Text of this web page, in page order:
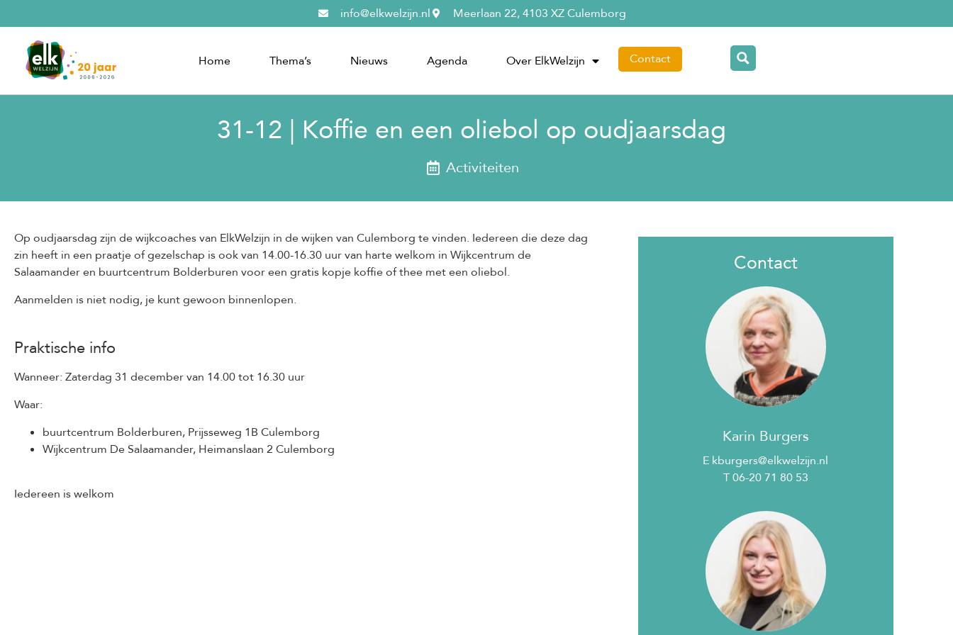
info@elkwelzijn.nl Meerlaan 22, 4103 XZ Culemborg
Home Thema’s Nieuws Agenda Over ElkWelzijn Contact
31-12 | Koffie en een oliebol op oudjaarsdag
Activiteiten
Op oudjaarsdag zijn de wijkcoaches van ElkWelzijn in de wijken van Culemborg te vinden. Iedereen die deze dag
zin heeft in een praatje of gezelschap is ook van 14.00-16.30 uur van harte welkom in Wijkcentrum de
Salaamander en buurtcentrum Bolderburen voor een gratis kopje koffie of thee met een oliebol.
Aanmelden is niet nodig, je kunt gewoon binnenlopen.
Praktische info
Wanneer: Zaterdag 31 december van 14.00 tot 16.30 uur
Waar:
buurtcentrum Bolderburen, Prijsseweg 1B Culemborg
Wijkcentrum De Salaamander, Heimanslaan 2 Culemborg
Iedereen is welkom
Contact
Karin Burgers
E kburgers@elkwelzijn.nl
T 06-20 71 80 53